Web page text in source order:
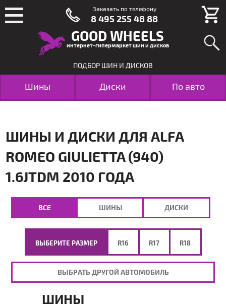
GOOD WHEELS
интернет-гипермаркет шин и дисков
ПОДБОР ШИН И ДИСКОВ
Шины Диски По авто
ШИНЫ И ДИСКИ ДЛЯ ALFA
ROMEO GIULIETTA (940)
1.6JTDM 2010 ГОДА
ВЫБЕРИТЕ РАЗМЕР R16 R17 R18
ВЫБРАТЬ ДРУГОЙ АВТОМОБИЛЬ
ВСЕ ШИНЫ ДИСКИ
ШИНЫ
Заказать по телефону
8 495 255 48 88